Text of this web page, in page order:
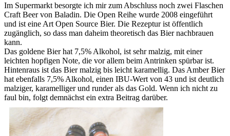
Im Supermarkt besorgte ich mir zum Abschluss noch zwei Flaschen
Craft Beer von Baladin. Die Open Reihe wurde 2008 eingeführt
und ist eine Art Open Source Bier. Die Rezeptur ist öffentlich
zugänglich, so dass man daheim theoretisch das Bier nachbrauen
kann.
Das goldene Bier hat 7,5% Alkohol, ist sehr malzig, mit einer
leichten hopfigen Note, die vor allem beim Antrinken spürbar ist.
Hintenraus ist das Bier malzig bis leicht karamellig. Das Amber Bier
hat ebenfalls 7,5% Alkohol, einen IBU-Wert von 43 und ist deutlich
malziger, karamelliger und runder als das Gold. Wenn ich nicht zu
faul bin, folgt demnächst ein extra Beitrag darüber.